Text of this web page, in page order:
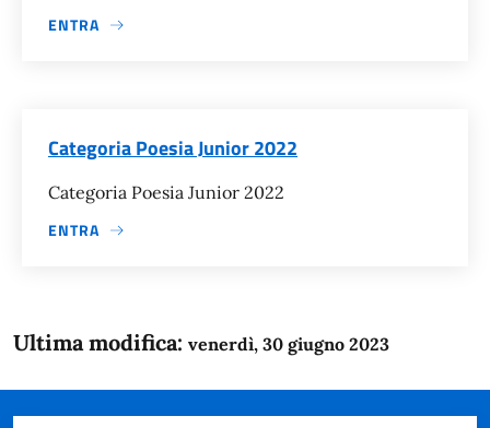
ENTRA
Categoria Poesia Junior 2022
Categoria Poesia Junior 2022
ENTRA
Ultima modifica: venerdì, 30 giugno 2023